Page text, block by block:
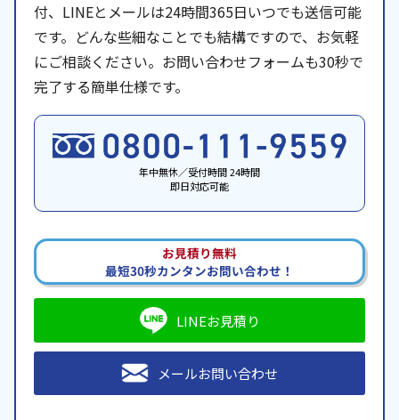
付、LINEとメールは24時間365日いつでも送信可能
です。どんな些細なことでも結構ですので、お気軽
にご相談ください。お問い合わせフォームも30秒で
完了する簡単仕様です。
年中無休／受付時間 24時間
即日対応可能
お見積り無料
最短30秒カンタンお問い合わせ！
LINEお見積り
メールお問い合わせ